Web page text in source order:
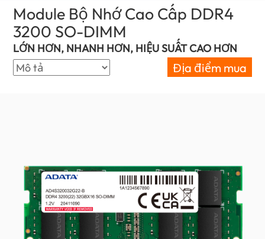
Module Bộ Nhớ Cao Cấp DDR4
3200 SO-DIMM
LỚN HƠN, NHANH HƠN, HIỆU SUẤT CAO HƠN
Địa điểm mua